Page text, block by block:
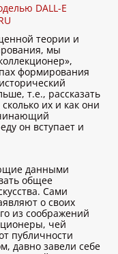
DALL-E
теории и
мы
формирования
т.е., рассказать
их и как они
он вступает и
данными
общее
Сами
о своих
из соображений
чей
публичности
давно завели себе